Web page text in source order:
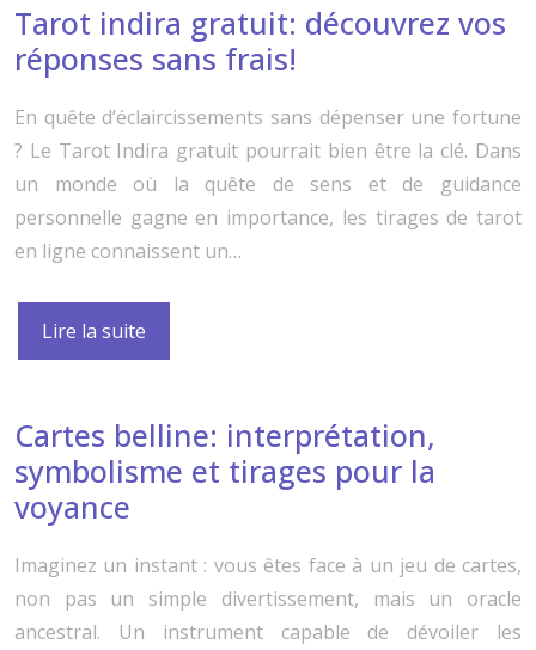
Tarot indira gratuit: découvrez vos
réponses sans frais!
En quête d’éclaircissements sans dépenser une fortune
? Le Tarot Indira gratuit pourrait bien être la clé. Dans
un monde où la quête de sens et de guidance
personnelle gagne en importance, les tirages de tarot
en ligne connaissent un…
Lire la suite
Cartes belline: interprétation,
symbolisme et tirages pour la
voyance
Imaginez un instant : vous êtes face à un jeu de cartes,
non pas un simple divertissement, mais un oracle
ancestral. Un instrument capable de dévoiler les